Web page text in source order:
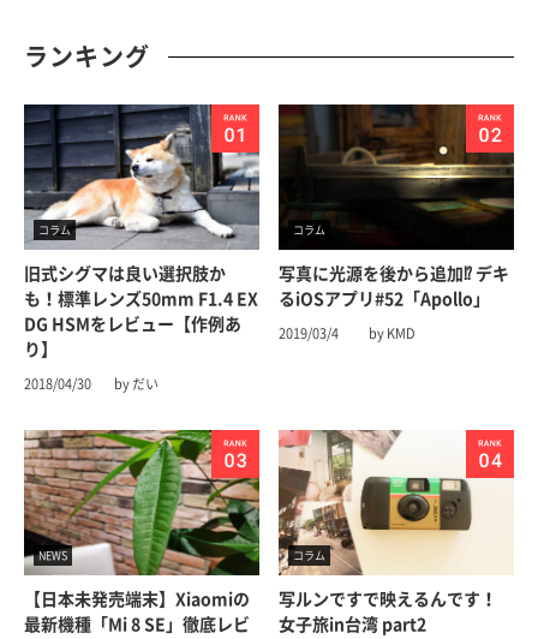
ランキング
コラム
旧式シグマは良い選択肢か
も！標準レンズ50mm F1.4 EX
DG HSMをレビュー【作例あ
り】
2018/04/30 by だい
コラム
写真に光源を後から追加⁉︎ デキ
るiOSアプリ#52「Apollo」
2019/03/4 by KMD
NEWS
【日本未発売端末】Xiaomiの
最新機種「Mi 8 SE」徹底レビ
コラム
写ルンですで映えるんです！
女子旅in台湾 part2